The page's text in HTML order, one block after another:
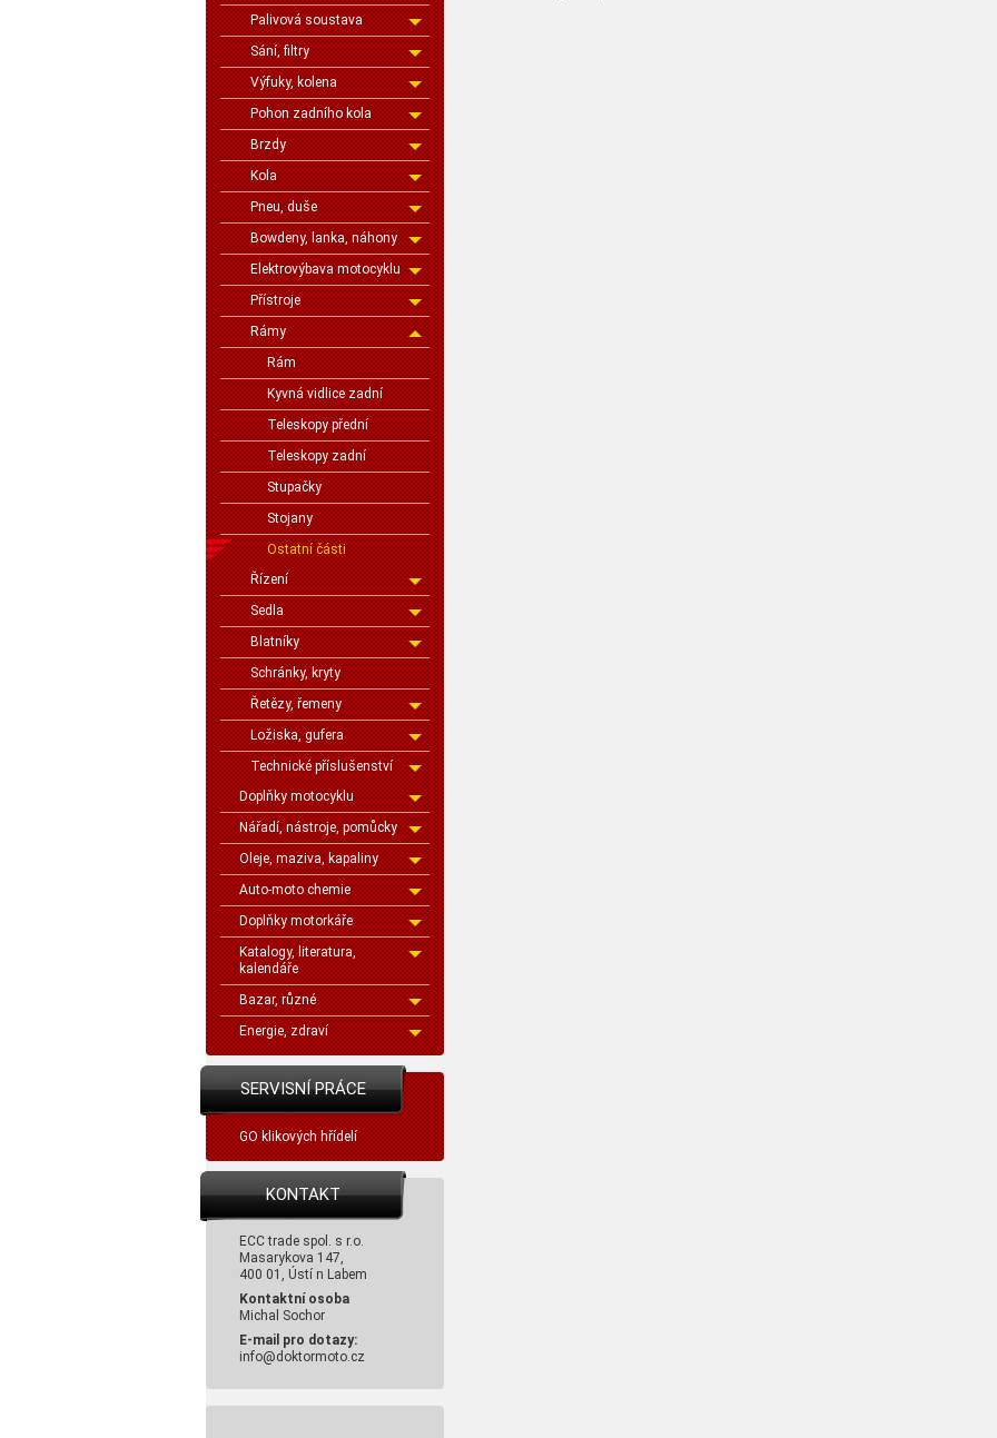
Palivová soustava
Sání, filtry
Výfuky, kolena
Pohon zadního kola
Brzdy
Kola
Pneu, duše
Bowdeny, lanka, náhony
Elektrovýbava motocyklu
Přístroje
Rámy
Rám
Kyvná vidlice zadní
Teleskopy přední
Teleskopy zadní
Stupačky
Stojany
Ostatní části
Řízení
Sedla
Blatníky
Schránky, kryty
Řetězy, řemeny
Ložiska, gufera
Technické příslušenství
Doplňky motocyklu
Nářadí, nástroje, pomůcky
Oleje, maziva, kapaliny
Auto-moto chemie
Doplňky motorkáře
Katalogy, literatura,
kalendáře
Bazar, různé
Energie, zdraví
SERVISNÍ PRÁCE
GO klikových hřídelí
KONTAKT
ECC trade spol. s r.o.
Masarykova 147,
400 01, Ústí n Labem
Kontaktní osoba
Michal Sochor
E-mail pro dotazy:
info@doktormoto.cz